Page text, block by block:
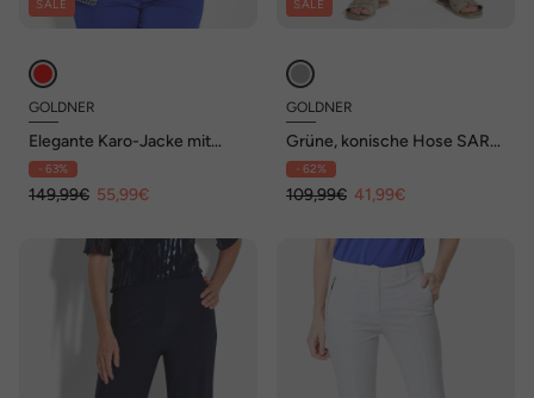
SALE
GOLDNER
Elegante Karo-Jacke mit
Glanzeffekten
- 63%
149,99€ 55,99€
SALE
GOLDNER
Grüne, konische Hose SARA,
sportiv
- 62%
109,99€ 41,99€